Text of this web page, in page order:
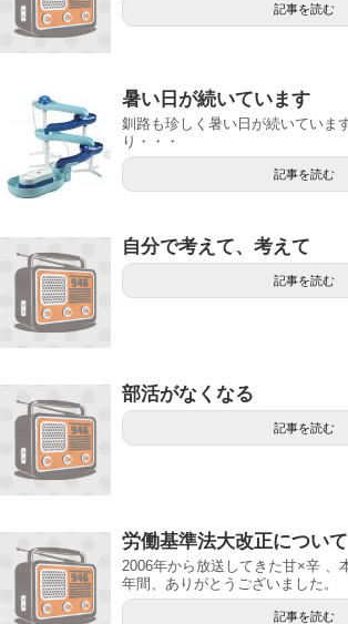
記事を読む
暑い日が続いています
釧路も珍しく暑い日が続いていま
り・・・
記事を読む
自分で考えて、考えて
記事を読む
部活がなくなる
記事を読む
労働基準法大改正について
2006年から放送してきた甘×辛 、
年間、ありがとうございました。
記事を読む